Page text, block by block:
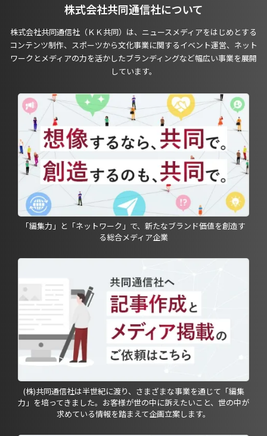
株式会社共同通信社について
株式会社共同通信社（ＫＫ共同）は、ニュースメディアをはじめとする
コンテンツ制作、スポーツから文化事業に関するイベント運営、ネット
ワークとメディアの力を活かしたブランディングなど幅広い事業を展開
しています。
「編集力」と「ネットワーク」で、新たなブランド価値を創造す
る総合メディア企業
(株)共同通信社は半世紀に渡り、さまざまな事業を通じて「編集
力」を培ってきました。お客様が世の中に訴えたいこと、世の中が
求めている情報を踏まえて企画立案します。